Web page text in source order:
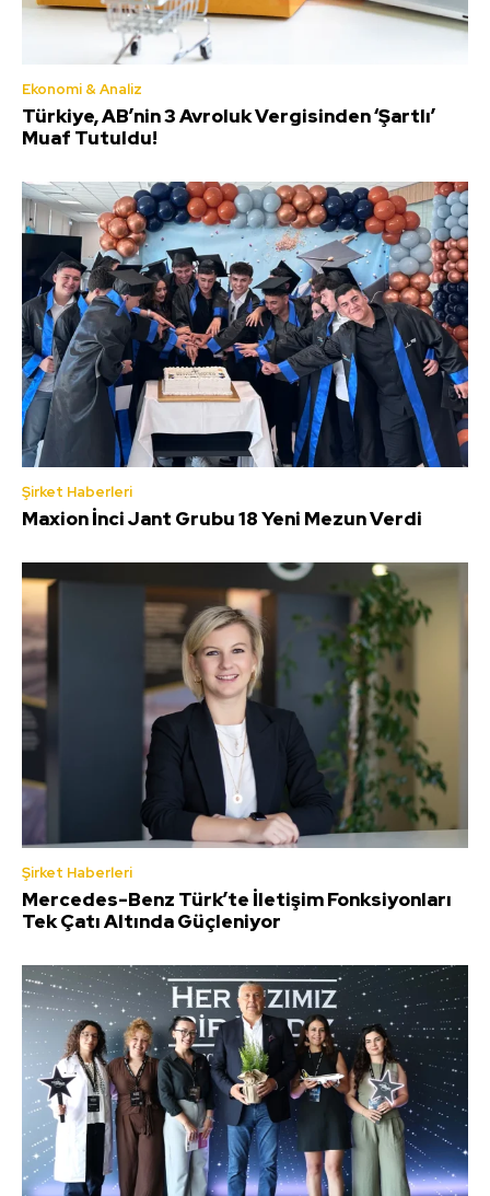
Ekonomi & Analiz
Türkiye, AB’nin 3 Avroluk Vergisinden ‘Şartlı’
Muaf Tutuldu!
Şirket Haberleri
Maxion İnci Jant Grubu 18 Yeni Mezun Verdi
Şirket Haberleri
Mercedes-Benz Türk’te İletişim Fonksiyonları
Tek Çatı Altında Güçleniyor